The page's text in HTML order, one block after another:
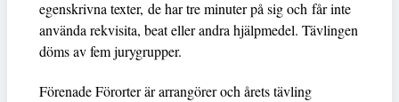
egenskrivna texter, de har tre minuter på sig och får inte
använda rekvisita, beat eller andra hjälpmedel. Tävlingen
döms av fem jurygrupper.
Förenade Förorter är arrangörer och årets tävling